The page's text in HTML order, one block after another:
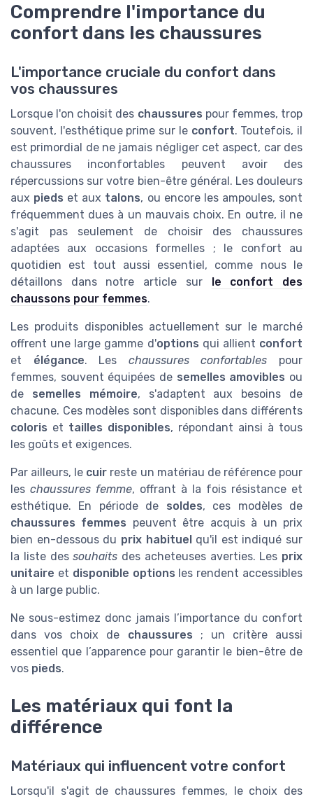
Comprendre l'importance du
confort dans les chaussures
L'importance cruciale du confort dans
vos chaussures
Lorsque l'on choisit des chaussures pour femmes, trop
souvent, l'esthétique prime sur le confort. Toutefois, il
est primordial de ne jamais négliger cet aspect, car des
chaussures inconfortables peuvent avoir des
répercussions sur votre bien-être général. Les douleurs
aux pieds et aux talons, ou encore les ampoules, sont
fréquemment dues à un mauvais choix. En outre, il ne
s'agit pas seulement de choisir des chaussures
adaptées aux occasions formelles ; le confort au
quotidien est tout aussi essentiel, comme nous le
détaillons dans notre article sur le confort des
chaussons pour femmes.
Les produits disponibles actuellement sur le marché
offrent une large gamme d'options qui allient confort
et élégance. Les chaussures confortables pour
femmes, souvent équipées de semelles amovibles ou
de semelles mémoire, s'adaptent aux besoins de
chacune. Ces modèles sont disponibles dans différents
coloris et tailles disponibles, répondant ainsi à tous
les goûts et exigences.
Par ailleurs, le cuir reste un matériau de référence pour
les chaussures femme, offrant à la fois résistance et
esthétique. En période de soldes, ces modèles de
chaussures femmes peuvent être acquis à un prix
bien en-dessous du prix habituelqu'il est indiqué sur
la liste dessouhaits des acheteuses averties. Les prix
unitaire et disponible options les rendent accessibles
à un large public.
Ne sous-estimez donc jamais l’importance du confort
dans vos choix de chaussures ; un critère aussi
essentiel que l’apparence pour garantir le bien-être de
vos pieds.
Les matériaux qui font la
différence
Matériaux qui influencent votre confort
Lorsqu'il s'agit de chaussures femmes, le choix des